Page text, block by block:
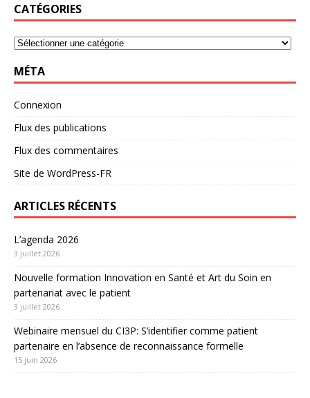
CATÉGORIES
MÉTA
Connexion
Flux des publications
Flux des commentaires
Site de WordPress-FR
ARTICLES RÉCENTS
L’agenda 2026
3 juillet 2026
Nouvelle formation Innovation en Santé et Art du Soin en
partenariat avec le patient
3 juillet 2026
Webinaire mensuel du CI3P: S’identifier comme patient
partenaire en l’absence de reconnaissance formelle
15 juin 2026